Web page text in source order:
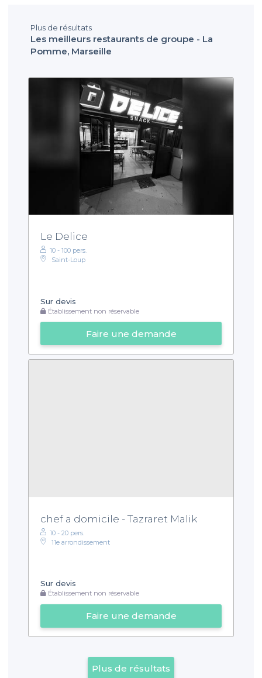
Plus de résultats
Les meilleurs restaurants de groupe - La
Pomme, Marseille
Le Delice
10 - 100 pers.
Saint-Loup
Sur devis
Établissement non réservable
Faire une demande
chef a domicile - Tazraret Malik
10 - 20 pers.
11e arrondissement
Sur devis
Établissement non réservable
Faire une demande
Plus de résultats